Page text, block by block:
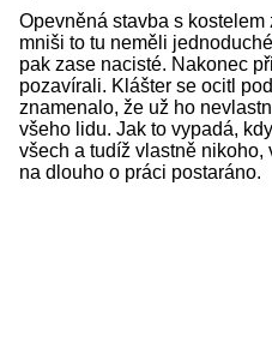
Opevněná stavba s
mniši to tu neměli
pak zase nacisté. Nakonec
pozavírali. Klášter se ocitl
znamenalo, že už ho
všeho lidu. Jak to vypadá,
všech a tudíž vlastně
na dlouho o práci postaráno.